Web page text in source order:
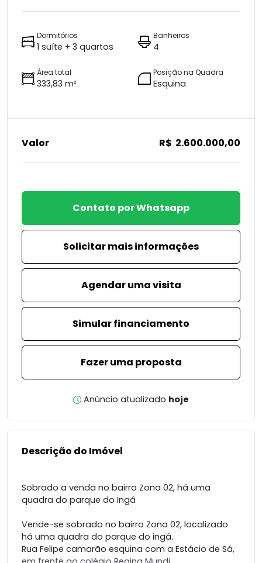
Dormitórios
1 suíte + 3 quartos
Banheiros
4
Área total
333,83 m²
Posição na Quadra
Esquina
Valor R$ 2.600.000,00
Contato por Whatsapp
Solicitar mais informações
Agendar uma visita
Simular financiamento
Fazer uma proposta
Anúncio atualizado hoje
Descrição do Imóvel
Sobrado a venda no bairro Zona 02, há uma
quadra do parque do Ingá
Vende-se sobrado no bairro Zona 02, localizado
há uma quadra do parque do ingá.
Rua Felipe camarão esquina com a Estácio de Sá,